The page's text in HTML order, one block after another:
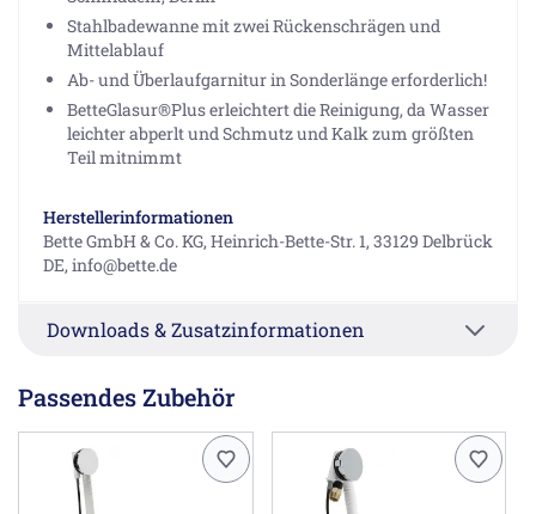
Stahlbadewanne mit zwei Rückenschrägen und
Mittelablauf
Ab- und Überlaufgarnitur in Sonderlänge erforderlich!
BetteGlasur®Plus erleichtert die Reinigung, da Wasser
leichter abperlt und Schmutz und Kalk zum größten
Teil mitnimmt
Herstellerinformationen
Bette GmbH & Co. KG, Heinrich-Bette-Str. 1, 33129 Delbrück
DE, info@bette.de
Downloads & Zusatzinformationen
Passendes Zubehör